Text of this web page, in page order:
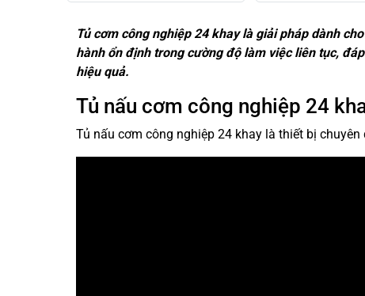
Tủ cơm công nghiệp 24 khay là giải pháp dành
hành ổn định trong cường độ làm việc liên tục,
hiệu quả.
Tủ nấu cơm công nghiệp 24
Tủ nấu cơm công nghiệp 24 khay là thiết bị